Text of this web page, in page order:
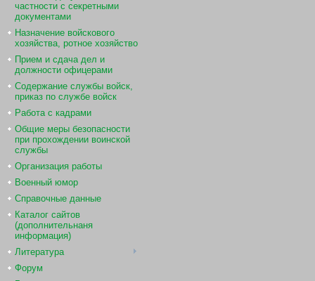
частности с секретными
документами
Назначение войскового
хозяйства, ротное хозяйство
Прием и сдача дел и
должности офицерами
Содержание службы войск,
приказ по службе войск
Работа с кадрами
Общие меры безопасности
при прохождении воинской
службы
Организация работы
Военный юмор
Справочные данные
Каталог сайтов
(дополнительнаня
информация)
Литература
Форум